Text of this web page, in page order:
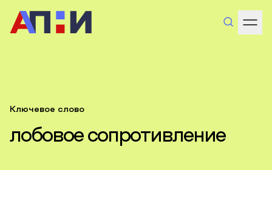
Ключевое слово
лобовое сопротивление